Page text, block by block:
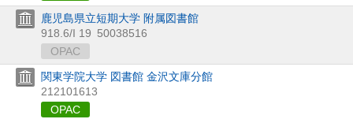
鹿児島県立短期大学 附属図書館
918.6/I 19 50038516
OPAC
関東学院大学 図書館 金沢文庫分館
212101613
OPAC